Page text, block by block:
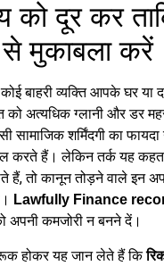
को दूर कर
मुकाबला करें
बाहरी व्यक्ति आपके घर या
को अत्यधिक ग्लानी और डर
सामाजिक शर्मिंदगी का
करते हैं। लेकिन तर्क यह
हैं, तो कानून तोड़ने वाले इन
Lawfully Finance
अपनी कमजोरी न बनने दें।
होकर यह जान लेते हैं कि